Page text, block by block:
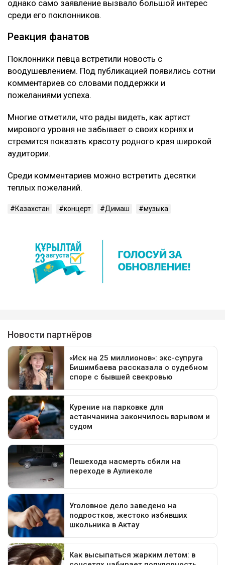
однако само заявление вызвало большой интерес
среди его поклонников.
Реакция фанатов
Поклонники певца встретили новость с
воодушевлением. Под публикацией появились сотни
комментариев со словами поддержки и
пожеланиями успеха.
Многие отметили, что рады видеть, как артист
мирового уровня не забывает о своих корнях и
стремится показать красоту родного края широкой
аудитории.
Среди комментариев можно встретить десятки
теплых пожеланий.
Казахстан концерт Димаш музыка